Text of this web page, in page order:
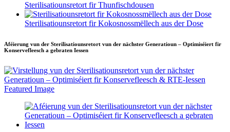
Sterilisatiounsretort fir Thunfischdousen
Sterilisatiounsretort fir Kokosnossmëllech aus der Dose
Aféierung vun der Sterilisatiounsretort vun der nächster Generatioun – Optimiséiert fir
Konservefleesch a gebraten Iessen